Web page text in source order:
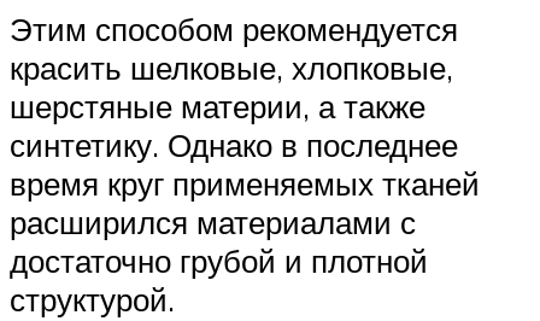
Этим способом рекомендуется
красить шелковые, хлопковые,
шерстяные материи, а также
синтетику. Однако в последнее
время круг применяемых тканей
расширился материалами с
достаточно грубой и плотной
структурой.